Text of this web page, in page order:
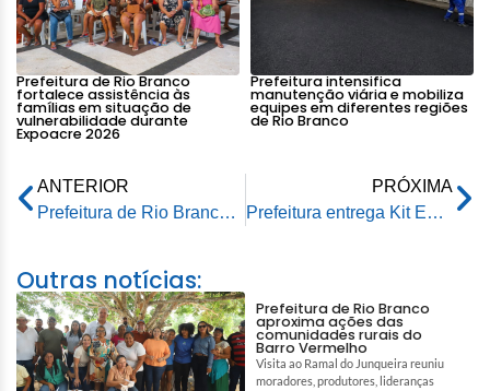
Prefeitura de Rio Branco
fortalece assistência às
famílias em situação de
vulnerabilidade durante
Expoacre 2026
Prefeitura intensifica
manutenção viária e mobiliza
equipes em diferentes regiões
de Rio Branco
ANTERIOR
Prefeitura de Rio Branco realiza trabalhos de tapa buracos e recapeamento no Conjunto Tucumã
PRÓXIMA
Prefeitura entrega Kit Equipagem aos Conselhos Tutelares de Rio Branco
Outras notícias:
Prefeitura de Rio Branco
aproxima ações das
comunidades rurais do
Barro Vermelho
Visita ao Ramal do Junqueira reuniu
moradores, produtores, lideranças